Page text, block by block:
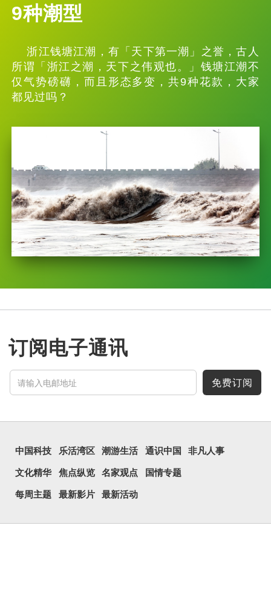
9种潮型
浙江钱塘江潮，有「天下第一潮」之誉，古人
所谓「浙江之潮，天下之伟观也。」钱塘江潮不
仅气势磅礴，而且形态多变，共9种花款，大家
都见过吗？
订阅电子通讯
免费订阅
中国科技 乐活湾区 潮游生活 通识中国 非凡人事
文化精华 焦点纵览 名家观点 国情专题
每周主题 最新影片 最新活动